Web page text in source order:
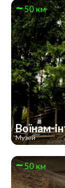
50 км
Воїнам-
Музей
50 км